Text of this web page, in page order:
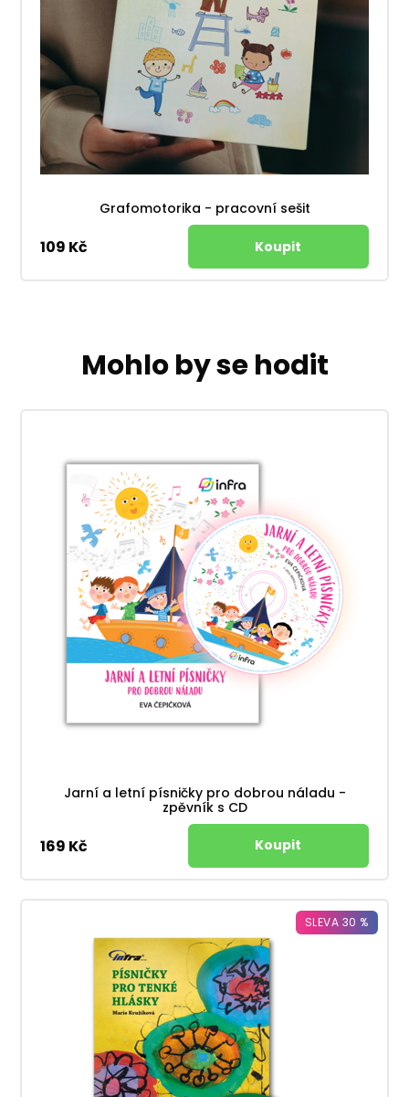
Grafomotorika - pracovní sešit
109 Kč
Mohlo by se hodit
Jarní a letní písničky pro dobrou náladu -
zpěvník s CD
169 Kč
SLEVA 30 %